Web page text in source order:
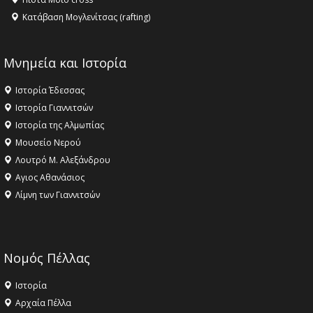
Κατάβαση Μογλενίτσας (rafting)
Μνημεία και Ιστορία
Ιστορία Έδεσσας
Ιστορία Γιαννιτσών
Ιστορία της Αλμωπίας
Μουσείο Νερού
Λουτρό Μ. Αλεξάνδρου
Αγιος Αθανάσιος
Λίμνη των Γιαννιτσών
Νομός Πέλλας
Ιστορία
Αρχαία Πέλλα